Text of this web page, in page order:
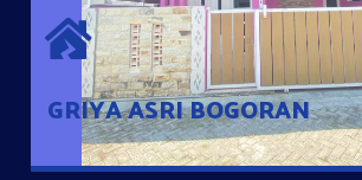
GRIYA ASRI BOGORAN
Desain Modern Minimalis dengan Konsep Rumah
Sehingga Memudahkan Penghuni mengakses
dengan Ponsel